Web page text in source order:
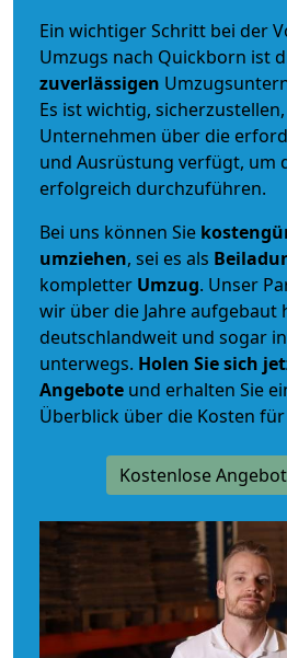
Ein wichtiger Schritt bei der
Umzugs nach Quickborn ist
zuverlässigen
Es ist wichtig,
Unternehmen über die
und Ausrüstung verfügt, um
erfolgreich durchzuführen.
Bei uns können Sie
umziehen, sei es als
kompletter Umzug. Unser
wir über die Jahre aufgebaut
deutschlandweit und sogar
unterwegs. Holen Sie sich
Angebote und erhalten Sie
Überblick über die Kosten
Kostenlose